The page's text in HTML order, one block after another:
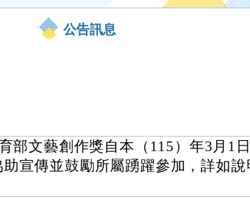
公告訊息
部文藝創作獎自本（115）年3月1
宣傳並鼓勵所屬踴躍參加，詳如說